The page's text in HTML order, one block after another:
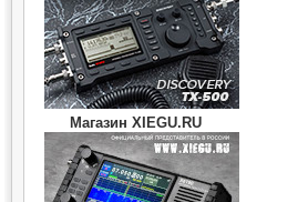
Магазин XIEGU.RU